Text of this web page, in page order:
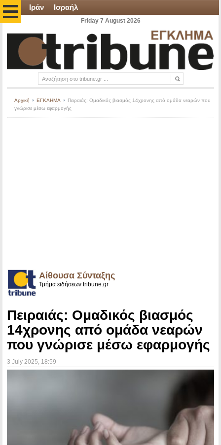
Ιράν Ισραήλ
Friday 7 August 2026
Αρχική ΕΓΚΛΗΜΑ
Πειραιάς: Ομαδικός βιασμός 14χρονης από ομάδα νεαρών που
γνώρισε μέσω εφαρμογής
Αίθουσα Σύνταξης
Τμήμα ειδήσεων tribune.gr
Πειραιάς: Ομαδικός βιασμός
14χρονης από ομάδα νεαρών
που γνώρισε μέσω εφαρμογής
3 July 2025 , 18:59